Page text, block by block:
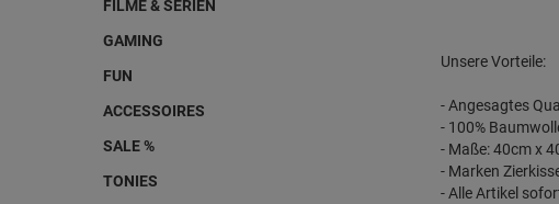
FILME & SERIEN
GAMING
FUN
ACCESSOIRES
SALE %
TONIES
Unsere Vorteile:
- Angesagtes
- 100%
- Maße: 40cm x
- Marken
- Alle Artikel